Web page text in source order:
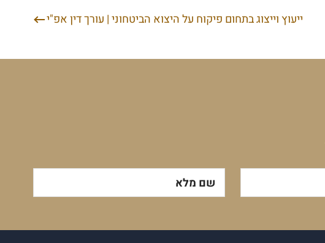
ייעוץ וייצוג בתחום פיקוח על היצוא הביטחוני | עורך דין אפ"י
שם מלא